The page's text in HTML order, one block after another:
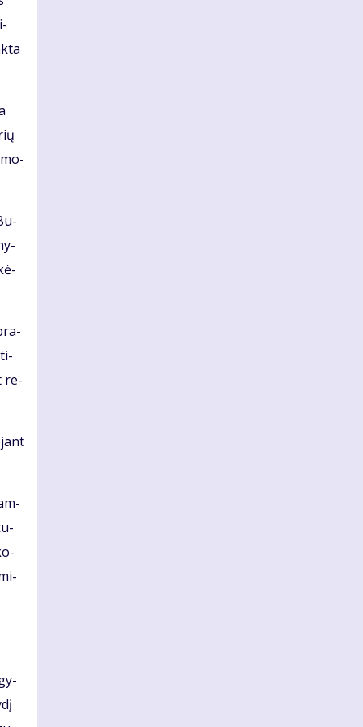
re­